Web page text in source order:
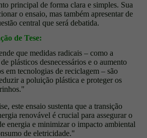
principal de forma clara e simples. Sua
o ensaio, mas também apresentar de
central que será debatida.
de Tese:
que medidas radicais – como a
plásticos desnecessários e o aumento
em tecnologias de reciclagem – são
a poluição plástica e proteger os
este ensaio sustenta que a transição
renovável é crucial para assegurar o
energia e minimizar o impacto ambiental
de eletricidade."